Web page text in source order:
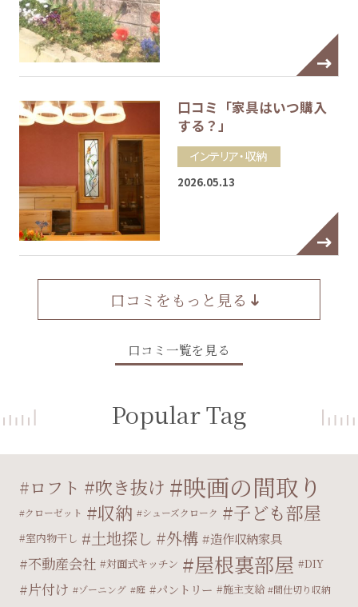
口コミ「家具はいつ購入
する？」
インテリア・収納
2026.05.13
口コミをもっと見る
口コミ一覧を見る
Popular Tag
ロフト 吹き抜け 映画の間取り
クローゼット 収納 シューズクローク 子ども部屋
室内物干し 土地探し 外構 造作収納家具
不動産会社 対面式キッチン 屋根裏部屋 DIY
片付け ゾーニング 庭 パントリー 施主支給 間仕切り収納